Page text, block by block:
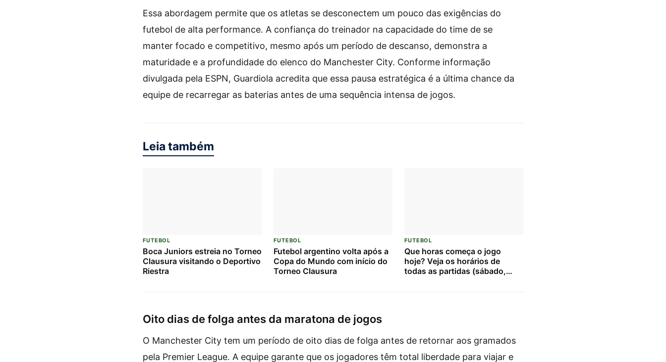
Essa abordagem permite que os atletas se desconectem um pouco das exigências do
futebol de alta performance. A confiança do treinador na capacidade do time de se
manter focado e competitivo, mesmo após um período de descanso, demonstra a
maturidade e a profundidade do elenco do Manchester City. Conforme informação
divulgada pela ESPN, Guardiola acredita que essa pausa estratégica é a última chance da
equipe de recarregar as baterias antes de uma sequência intensa de jogos.
Leia também
FUTEBOL
Boca Juniors estreia no Torneo
Clausura visitando o Deportivo
Riestra
FUTEBOL
Futebol argentino volta após a
Copa do Mundo com início do
Torneo Clausura
FUTEBOL
Que horas começa o jogo
hoje? Veja os horários de
todas as partidas (sábado,
Oito dias de folga antes da maratona de jogos
O Manchester City tem um período de oito dias de folga antes de retornar aos gramados
pela Premier League. A equipe garante que os jogadores têm total liberdade para viajar e